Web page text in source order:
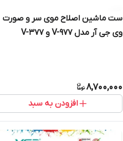
ست ماشین اصلاح موی سر و صورت
وی جی آر مدل V-977 و V-377
8,700,000
افزودن به سبد